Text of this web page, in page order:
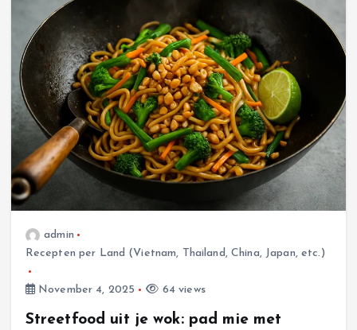
Zo maak je thuis onweerstaanbare kroepoek
November 2, 2025
admin
Recepten per Land (Vietnam, Thailand, China, Japan, etc.)
November 4, 2025 64 views
Streetfood uit je wok: pad mie met